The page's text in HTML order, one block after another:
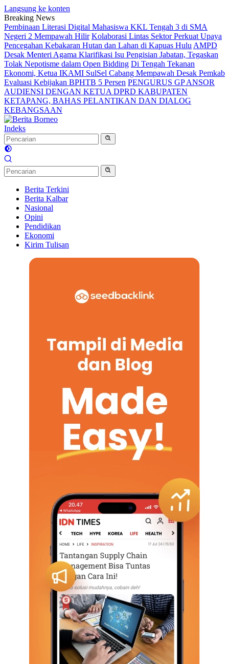
Langsung ke konten
Breaking News
Pembinaan Literasi Digital Mahasiswa KKL Tengah 3 di SMA
Negeri 2 Mempawah Hilir Kolaborasi Lintas Sektor Perkuat Upaya
Pencegahan Kebakaran Hutan dan Lahan di Kapuas Hulu AMPD
Desak Menteri Agama Klarifikasi Isu Pengisian Jabatan, Tegaskan
Tolak Nepotisme dalam Open Bidding Di Tengah Tekanan
Ekonomi, Ketua IKAMI SulSel Cabang Mempawah Desak Pemkab
Evaluasi Kebijakan BPHTB 5 Persen PENGURUS GP ANSOR
AUDIENSI DENGAN KETUA DPRD KABUPATEN
KETAPANG, BAHAS PELANTIKAN DAN DIALOG
KEBANGSAAN
Indeks
Berita Terkini
Berita Kalbar
Nasional
Opini
Pendidikan
Ekonomi
Kirim Tulisan